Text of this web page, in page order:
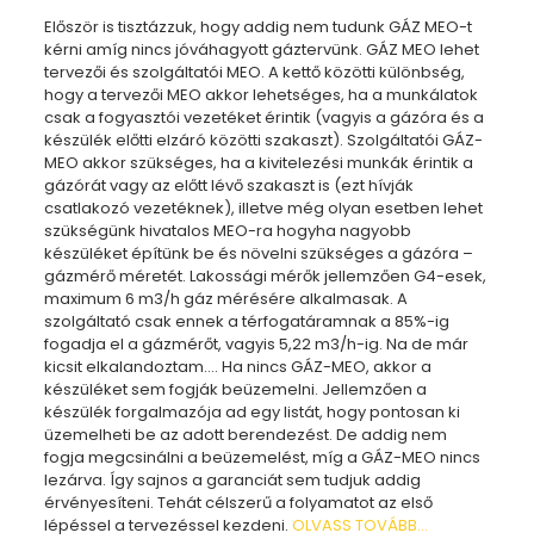
Először is tisztázzuk, hogy addig nem tudunk GÁZ MEO-t
kérni amíg nincs jóváhagyott gáztervünk. GÁZ MEO lehet
tervezői és szolgáltatói MEO. A kettő közötti különbség,
hogy a tervezői MEO akkor lehetséges, ha a munkálatok
csak a fogyasztói vezetéket érintik (vagyis a gázóra és a
készülék előtti elzáró közötti szakaszt). Szolgáltatói GÁZ-
MEO akkor szükséges, ha a kivitelezési munkák érintik a
gázórát vagy az előtt lévő szakaszt is (ezt hívják
csatlakozó vezetéknek), illetve még olyan esetben lehet
szükségünk hivatalos MEO-ra hogyha nagyobb
készüléket építünk be és növelni szükséges a gázóra –
gázmérő méretét. Lakossági mérők jellemzően G4-esek,
maximum 6 m3/h gáz mérésére alkalmasak. A
szolgáltató csak ennek a térfogatáramnak a 85%-ig
fogadja el a gázmérőt, vagyis 5,22 m3/h-ig. Na de már
kicsit elkalandoztam…. Ha nincs GÁZ-MEO, akkor a
készüléket sem fogják beüzemelni. Jellemzően a
készülék forgalmazója ad egy listát, hogy pontosan ki
üzemelheti be az adott berendezést. De addig nem
fogja megcsinálni a beüzemelést, míg a GÁZ-MEO nincs
lezárva. Így sajnos a garanciát sem tudjuk addig
érvényesíteni. Tehát célszerű a folyamatot az első
lépéssel a tervezéssel kezdeni. OLVASS TOVÁBB…